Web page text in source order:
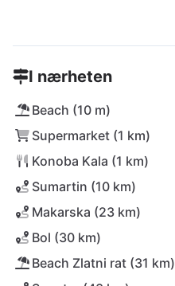
I nærheten
Beach (10 m)
Supermarket (1 km)
Konoba Kala (1 km)
Sumartin (10 km)
Makarska (23 km)
Bol (30 km)
Beach Zlatni rat (31 km)